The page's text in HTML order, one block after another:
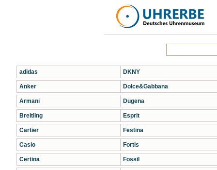
adidas
Anker
Armani
Breitling
Cartier
Casio
Certina
DKNY
Dolce&Gabbana
Dugena
Esprit
Festina
Fortis
Fossil